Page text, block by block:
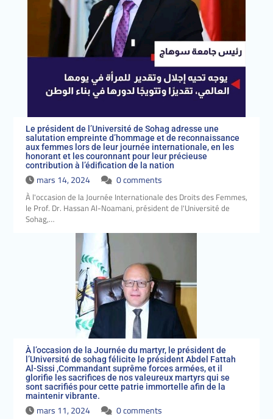
martyrs qui se sont sacrifiés
pour cette patrie immortelle
afin de la maintenir vibrante.
Le président de l’Université de Sohag adresse une
salutation empreinte d’hommage et de reconnaissance
aux femmes lors de leur journée internationale, en les
honorant et les couronnant pour leur précieuse
contribution à l’édification de la nation
mars 14, 2024 0 comments
À l'occasion de la Journée Internationale des Droits des Femmes,
le Prof. Dr. Hassan Al-Noamani, président de l'Université de
Sohag,…
À l’occasion de la Journée du martyr, le président de
l’Université de sohag félicite le président Abdel Fattah
Al-Sissi ,Commandant suprême forces armées, et il
glorifie les sacrifices de nos valeureux martyrs qui se
sont sacrifiés pour cette patrie immortelle afin de la
maintenir vibrante.
mars 11, 2024 0 comments